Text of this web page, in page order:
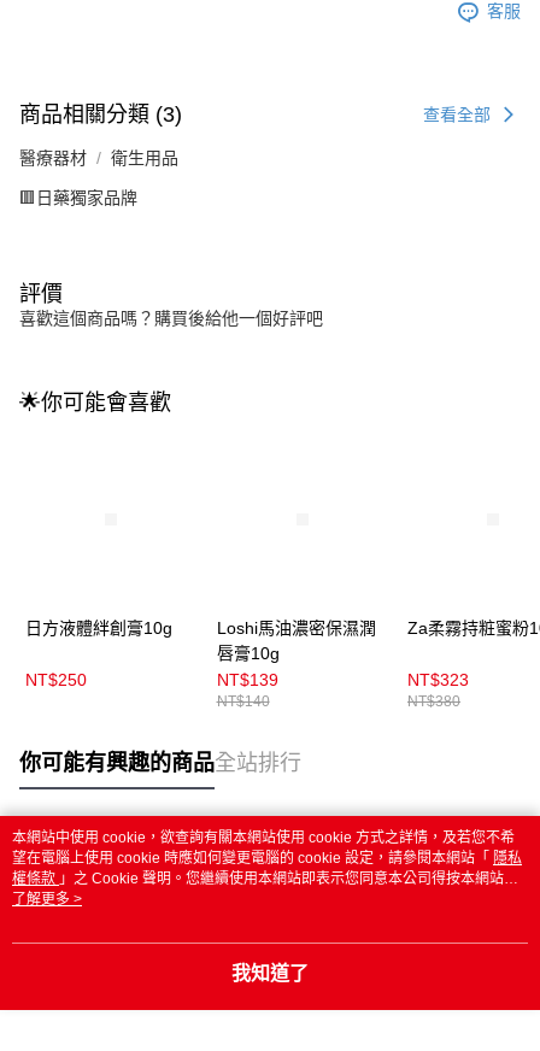
客服
商品相關分類 (3) 查看全部
醫療器材 衛生用品
🟥日藥獨家品牌
評價
喜歡這個商品嗎？購買後給他一個好評吧
🌟你可能會喜歡
日方液體絆創膏10g
NT$250
Loshi馬油濃密保濕潤
唇膏10g
NT$139
NT$140
Za柔霧持粧蜜粉
NT$323
NT$380
你可能有興趣的商品全站排行
熱門標籤
本網站中使用 cookie，欲查詢有關本網站使用 cookie 方式之詳情，及若您不希
望在電腦上使用 cookie 時應如何變更電腦的 cookie 設定，請參閱本網站「 隱私
權條款 」之 Cookie 聲明。您繼續使用本網站即表示您同意本公司得按本網站使
用條款之 Cookie 聲明使用 cookie。
了解更多 >
我知道了